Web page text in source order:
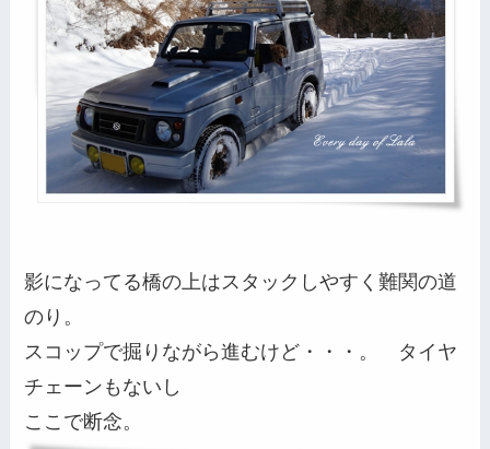
影になってる橋の上はスタックしやすく難関の道
のり。
スコップで掘りながら進むけど・・・。 タイヤ
チェーンもないし
ここで断念。